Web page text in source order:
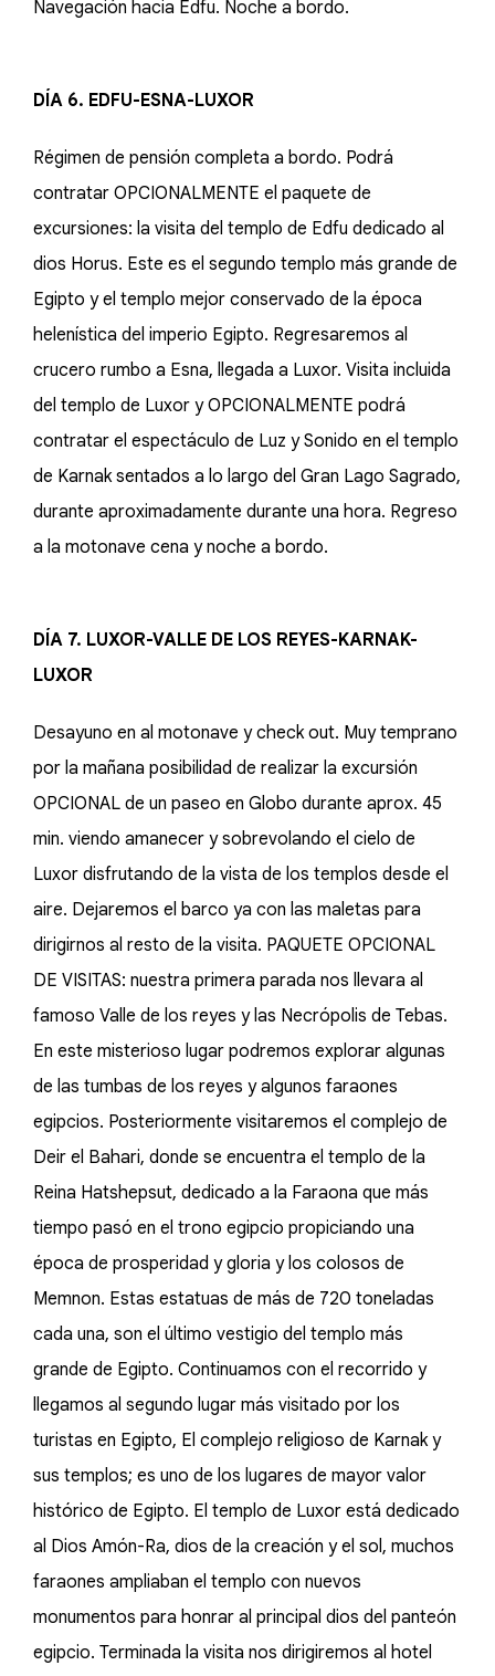
Navegación hacia Edfu. Noche a bordo.
DÍA 6. EDFU-ESNA-LUXOR
Régimen de pensión completa a bordo. Podrá
contratar OPCIONALMENTE el paquete de
excursiones: la visita del templo de Edfu dedicado al
dios Horus. Este es el segundo templo más grande de
Egipto y el templo mejor conservado de la época
helenística del imperio Egipto. Regresaremos al
crucero rumbo a Esna, llegada a Luxor. Visita incluida
del templo de Luxor y OPCIONALMENTE podrá
contratar el espectáculo de Luz y Sonido en el templo
de Karnak sentados a lo largo del Gran Lago Sagrado,
durante aproximadamente durante una hora. Regreso
a la motonave cena y noche a bordo.
DÍA 7. LUXOR-VALLE DE LOS REYES-KARNAK-
LUXOR
Desayuno en al motonave y check out. Muy temprano
por la mañana posibilidad de realizar la excursión
OPCIONAL de un paseo en Globo durante aprox. 45
min. viendo amanecer y sobrevolando el cielo de
Luxor disfrutando de la vista de los templos desde el
aire. Dejaremos el barco ya con las maletas para
dirigirnos al resto de la visita. PAQUETE OPCIONAL
DE VISITAS: nuestra primera parada nos llevara al
famoso Valle de los reyes y las Necrópolis de Tebas.
En este misterioso lugar podremos explorar algunas
de las tumbas de los reyes y algunos faraones
egipcios. Posteriormente visitaremos el complejo de
Deir el Bahari, donde se encuentra el templo de la
Reina Hatshepsut, dedicado a la Faraona que más
tiempo pasó en el trono egipcio propiciando una
época de prosperidad y gloria y los colosos de
Memnon. Estas estatuas de más de 720 toneladas
cada una, son el último vestigio del templo más
grande de Egipto. Continuamos con el recorrido y
llegamos al segundo lugar más visitado por los
turistas en Egipto, El complejo religioso de Karnak y
sus templos; es uno de los lugares de mayor valor
histórico de Egipto. El templo de Luxor está dedicado
al Dios Amón-Ra, dios de la creación y el sol, muchos
faraones ampliaban el templo con nuevos
monumentos para honrar al principal dios del panteón
egipcio. Terminada la visita nos dirigiremos al hotel